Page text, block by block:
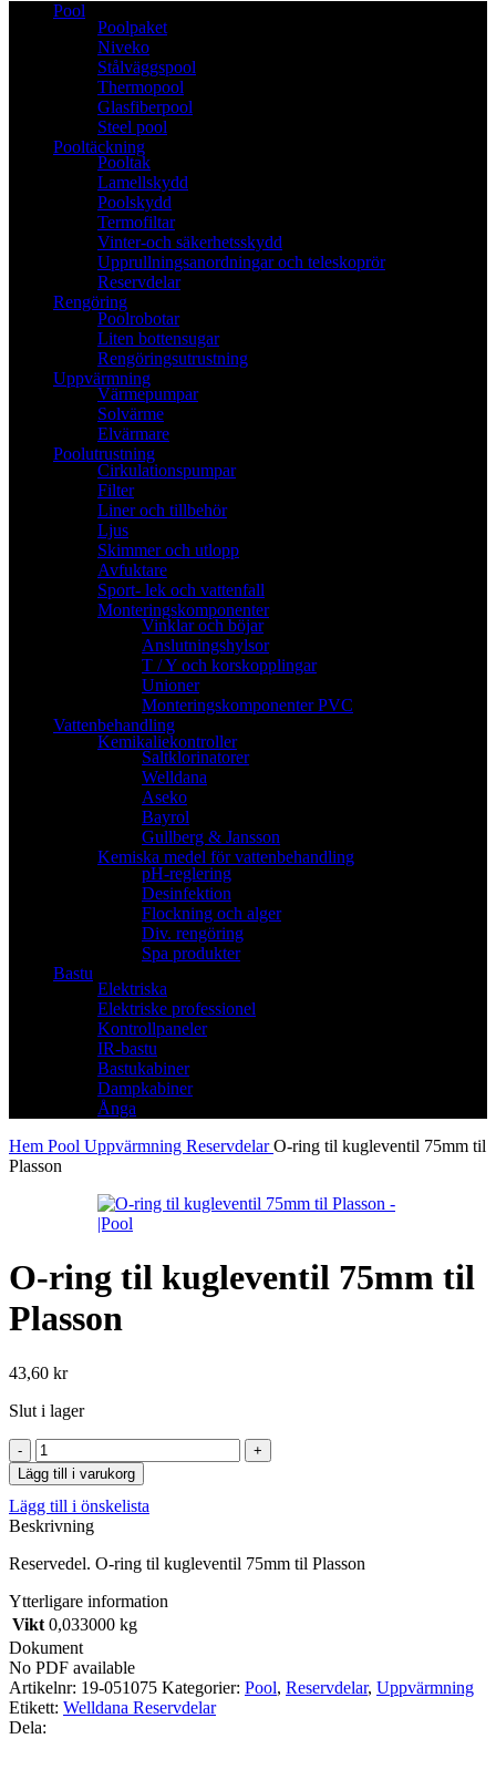
Pool
Poolpaket
Niveko
Stålväggspool
Thermopool
Glasfiberpool
Steel pool
Pooltäckning
Pooltak
Lamellskydd
Poolskydd
Termofiltar
Vinter-och säkerhetsskydd
Upprullningsanordningar och teleskoprör
Reservdelar
Rengöring
Poolrobotar
Liten bottensugar
Rengöringsutrustning
Uppvärmning
Värmepumpar
Solvärme
Elvärmare
Poolutrustning
Cirkulationspumpar
Filter
Liner och tillbehör
Ljus
Skimmer och utlopp
Avfuktare
Sport- lek och vattenfall
Monteringskomponenter
Vinklar och böjar
Anslutningshylsor
T / Y och korskopplingar
Unioner
Monteringskomponenter PVC
Vattenbehandling
Kemikaliekontroller
Saltklorinatorer
Welldana
Aseko
Bayrol
Gullberg & Jansson
Kemiska medel för vattenbehandling
pH-reglering
Desinfektion
Flockning och alger
Div. rengöring
Spa produkter
Bastu
Elektriska
Elektriske professionel
Kontrollpaneler
IR-bastu
Bastukabiner
Dampkabiner
Ånga
Hem Pool Uppvärmning ReservdelarO-ring til kugleventil 75mm til
Plasson
O-ring til kugleventil 75mm til
Plasson
43,60 kr
Slut i lager
O-
ring
til
kugleventil
75mm
Plasson
Lägg till i varukorg
Lägg till i önskelista
Beskrivning
Reservedel. O-ring til kugleventil 75mm til Plasson
Ytterligare information
Vikt 0,033000 kg
Dokument
No PDF available
Artikelnr: 19-051075 Kategorier: Pool, Reservdelar, Uppvärmning
Etikett: Welldana Reservdelar
Dela: